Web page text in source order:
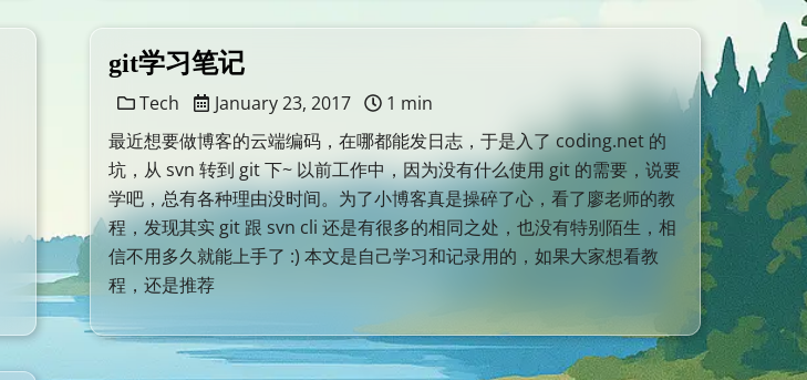
git学习笔记
Tech January 23, 2017
1 min
最近想要做博客的云端编码，在哪都能发日志，于是入了 coding.net 的
坑，从 svn 转到 git 下~ 以前工作中，因为没有什么使用 git 的需要，说要
学吧，总有各种理由没时间。为了小博客真是操碎了心，看了廖老师的教
程，发现其实 git 跟 svn cli 还是有很多的相同之处，也没有特别陌生，相
信不用多久就能上手了 :) 本文是自己学习和记录用的，如果大家想看教
程，还是推荐